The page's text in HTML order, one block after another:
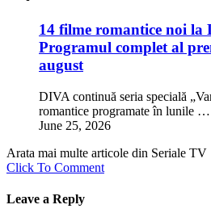
14 filme romantice noi la
Programul complet al
august
DIVA continuă seria specială
romantice programate în lunile …
June 25, 2026
Arata mai multe articole din Seriale TV
Click To Comment
Leave a Reply